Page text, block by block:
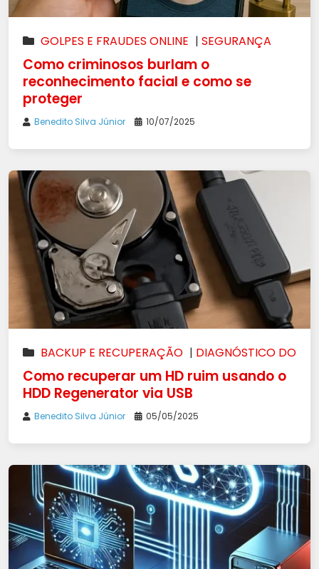
GOLPES E FRAUDES ONLINE | SEGURANÇA
Como criminosos burlam o
reconhecimento facial e como se
proteger
Benedito Silva Júnior 10/07/2025
BACKUP E RECUPERAÇÃO | DIAGNÓSTICO DO
SISTEMA |WINDOWS
Como recuperar um HD ruim usando o
HDD Regenerator via USB
Benedito Silva Júnior 05/05/2025